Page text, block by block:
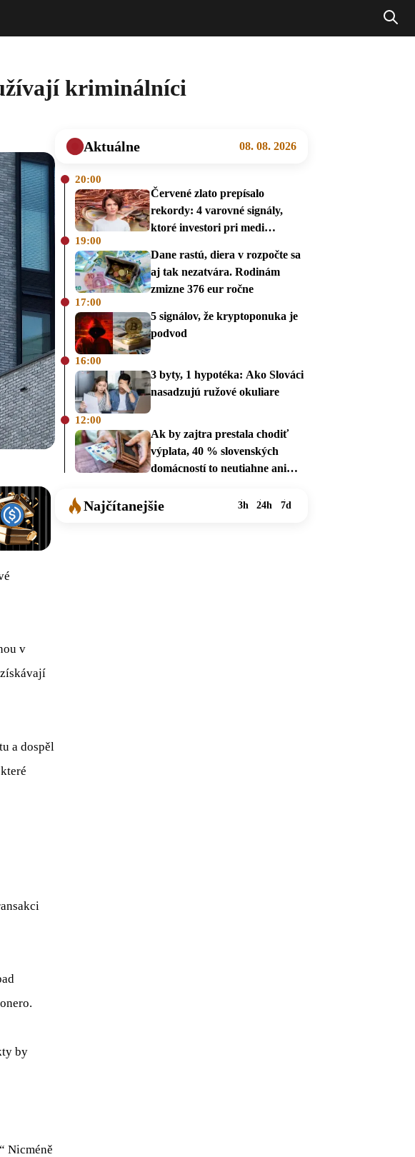
kriminálníci
v
a dospěl
by
Nicméně
Aktuálne 08. 08. 2026
20:00
Červené zlato prepísalo
rekordy: 4 varovné signály,
ktoré investori pri medi
19:00
Dane rastú, diera v rozpočte sa
aj tak nezatvára. Rodinám
zmizne 376 eur ročne
17:00
5 signálov, že kryptoponuka je
podvod
16:00
3 byty, 1 hypotéka: Ako Slováci
nasadzujú ružové okuliare
12:00
Ak by zajtra prestala chodiť
výplata, 40 % slovenských
domácností to neutiahne ani
Najčítanejšie 3h 24h 7d